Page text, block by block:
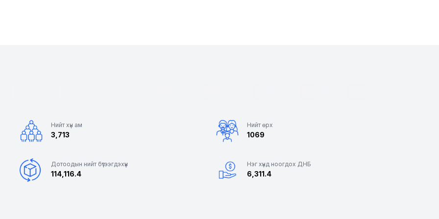
Нийт хүн ам
3,713
Нийт өрх
1069
Дотоодын нийт бүтээгдэхүүн
114,116.4
Нэг хүнд ноогдох ДНБ
6,311.4